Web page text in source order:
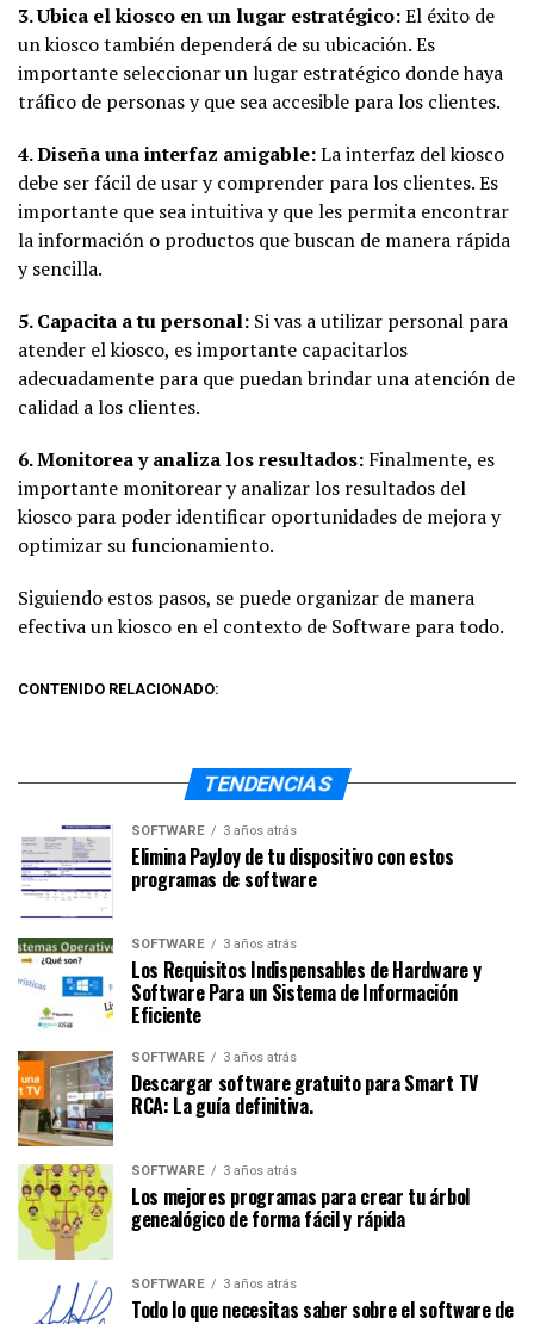
3. Ubica el kiosco en un lugar estratégico:El éxito de
un kiosco también dependerá de su ubicación. Es
importante seleccionar un lugar estratégico donde haya
tráfico de personas y que sea accesible para los clientes.
4. Diseña una interfaz amigable:La interfaz del kiosco
debe ser fácil de usar y comprender para los clientes. Es
importante que sea intuitiva y que les permita encontrar
la información o productos que buscan de manera rápida
y sencilla.
5. Capacita a tu personal: Si vas a utilizar personal para
atender el kiosco, es importante capacitarlos
adecuadamente para que puedan brindar una atención de
calidad a los clientes.
6. Monitorea y analiza los resultados: Finalmente, es
importante monitorear y analizar los resultados del
kiosco para poder identificar oportunidades de mejora y
optimizar su funcionamiento.
Siguiendo estos pasos, se puede organizar de manera
efectiva un kiosco en el contexto de Software para todo.
CONTENIDO RELACIONADO:
TENDENCIAS
SOFTWARE 3 años atrás
Elimina PayJoy de tu dispositivo con estos
programas de software
SOFTWARE 3 años atrás
Los Requisitos Indispensables de Hardware y
Software Para un Sistema de Información
Eficiente
SOFTWARE 3 años atrás
Descargar software gratuito para Smart TV
RCA: La guía definitiva.
SOFTWARE 3 años atrás
Los mejores programas para crear tu árbol
genealógico de forma fácil y rápida
SOFTWARE 3 años atrás
Todo lo que necesitas saber sobre el software de